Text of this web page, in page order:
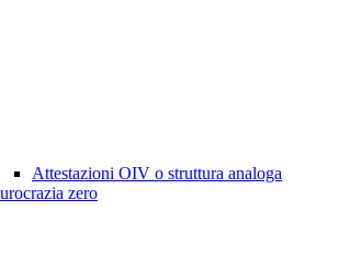
Attestazioni OIV o struttura analoga
zero